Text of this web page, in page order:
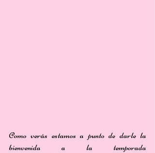
Como verás estamos a punto de darle la
bienvenida a la temporada